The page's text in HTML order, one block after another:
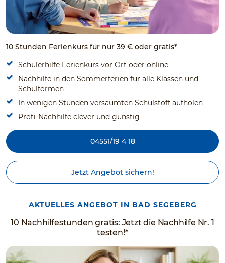
10 Stunden Ferienkurs für nur 39 € oder gratis*
Schülerhilfe Ferienkurs vor Ort oder online
Nachhilfe in den Sommerferien für alle Klassen und
Schulformen
In wenigen Stunden versäumten Schulstoff aufholen
Profi-Nachhilfe clever und günstig
04551/19 4 18
Jetzt Angebot sichern!
AKTUELLES ANGEBOT IN BAD SEGEBERG
10 Nachhilfestunden gratis: Jetzt die Nachhilfe Nr. 1
testen!*